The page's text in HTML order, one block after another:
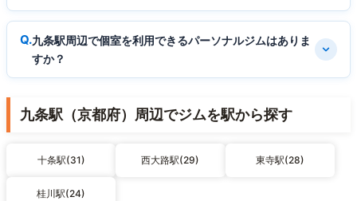
九条駅周辺で個室を利用できるパーソナルジムはありま
すか？
九条駅（京都府）周辺でジムを駅から探す
十条駅(31) 西大路駅(29) 東寺駅(28)
桂川駅(24)